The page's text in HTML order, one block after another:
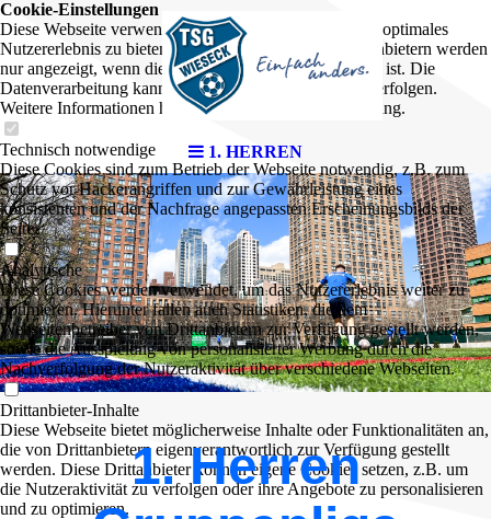
1. HERREN
1. Herren
Cookie-Einstellungen
Diese Webseite verwendet Cookies, um Besuchern ein optimales
Nutzererlebnis zu bieten. Bestimmte Inhalte von Drittanbietern werden
nur angezeigt, wenn die entsprechende Option aktiviert ist. Die
Datenverarbeitung kann dann auch in einem Drittland erfolgen.
Weitere Informationen hierzu in der Datenschutzerklärung.
Technisch notwendige
Diese Cookies sind zum Betrieb der Webseite notwendig, z.B. zum
Schutz vor Hackerangriffen und zur Gewährleistung eines
konsistenten und der Nachfrage angepassten Erscheinungsbilds der
Seite.
Analytische
Diese Cookies werden verwendet, um das Nutzererlebnis weiter zu
optimieren. Hierunter fallen auch Statistiken, die dem
Webseitenbetreiber von Drittanbietern zur Verfügung gestellt werden,
sowie die Ausspielung von personalisierter Werbung durch die
Nachverfolgung der Nutzeraktivität über verschiedene Webseiten.
Drittanbieter-Inhalte
Diese Webseite bietet möglicherweise Inhalte oder Funktionalitäten an,
die von Drittanbietern eigenverantwortlich zur Verfügung gestellt
werden. Diese Drittanbieter können eigene Cookies setzen, z.B. um
die Nutzeraktivität zu verfolgen oder ihre Angebote zu personalisieren
und zu optimieren.